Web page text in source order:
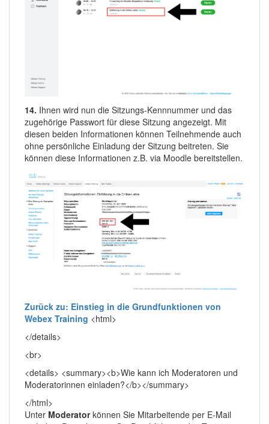
14. Ihnen wird nun die Sitzungs-Kennnummer und das
zugehörige Passwort für diese Sitzung angezeigt. Mit
diesen beiden Informationen können Teilnehmende auch
ohne persönliche Einladung der Sitzung beitreten. Sie
können diese Informationen z.B. via Moodle bereitstellen.
Zurück zu: Einstieg in die Grundfunktionen von
Webex Training <html>
</details>
<br>
<details> <summary><b>Wie kann ich Moderatoren und
Moderatorinnen einladen?</b></summary>
</html>
Unter Moderatorkönnen Sie Mitarbeitende per E-Mail